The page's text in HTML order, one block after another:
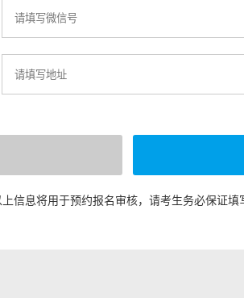
信息将用于预约报名审核，请考生务必保证填